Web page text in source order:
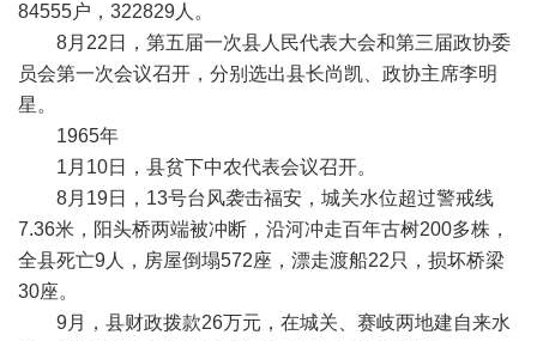
84555户，322829人。
8月22日，第五届一次县人民代表大会和第三届政协委
员会第一次会议召开，分别选出县长尚凯、政协主席李明
星。
1965年
1月10日，县贫下中农代表会议召开。
8月19日，13号台风袭击福安，城关水位超过警戒线
7.36米，阳头桥两端被冲断，沿河冲走百年古树200多株，
全县死亡9人，房屋倒塌572座，漂走渡船22只，损坏桥梁
30座。
9月，县财政拨款26万元，在城关、赛岐两地建自来水